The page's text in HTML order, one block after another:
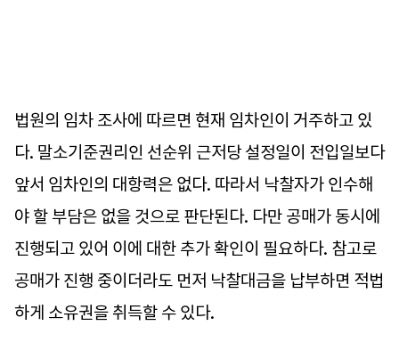
법원의 임차 조사에 따르면 현재 임차인이 거주하고 있
다. 말소기준권리인 선순위 근저당 설정일이 전입일보다
앞서 임차인의 대항력은 없다. 따라서 낙찰자가 인수해
야 할 부담은 없을 것으로 판단된다. 다만 공매가 동시에
진행되고 있어 이에 대한 추가 확인이 필요하다. 참고로
공매가 진행 중이더라도 먼저 낙찰대금을 납부하면 적법
하게 소유권을 취득할 수 있다.